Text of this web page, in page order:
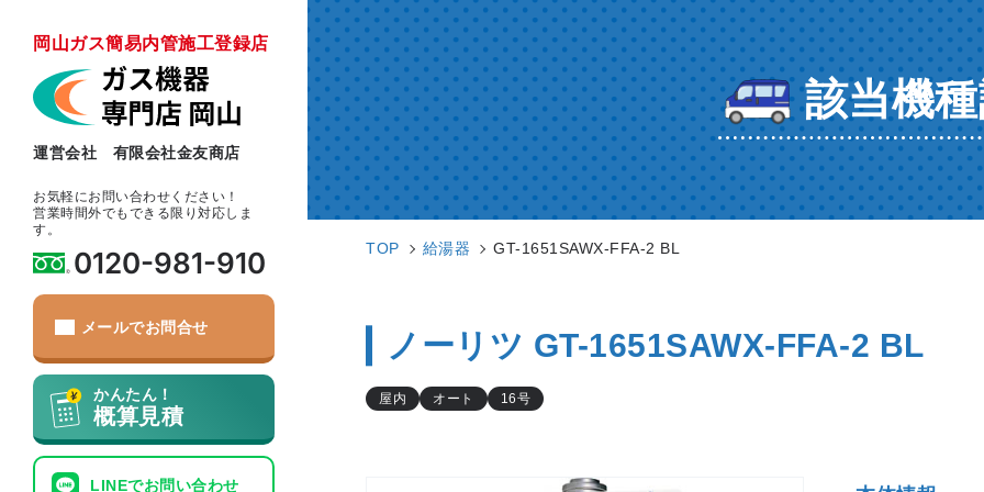
岡山ガス簡易内管施工登録店
運営会社 有限会社金友商店
お気軽にお問い合わせください！
営業時間外でもできる限り対応しま
す。
0120-981-910
メールでお問合せ
かんたん！
概算見積
LINEでお問い合わせ
該当機
TOP 給湯器 GT-1651SAWX-FFA-2 BL
ノーリツ GT-1651SAWX-FFA-2 BL
屋内 オート 16号